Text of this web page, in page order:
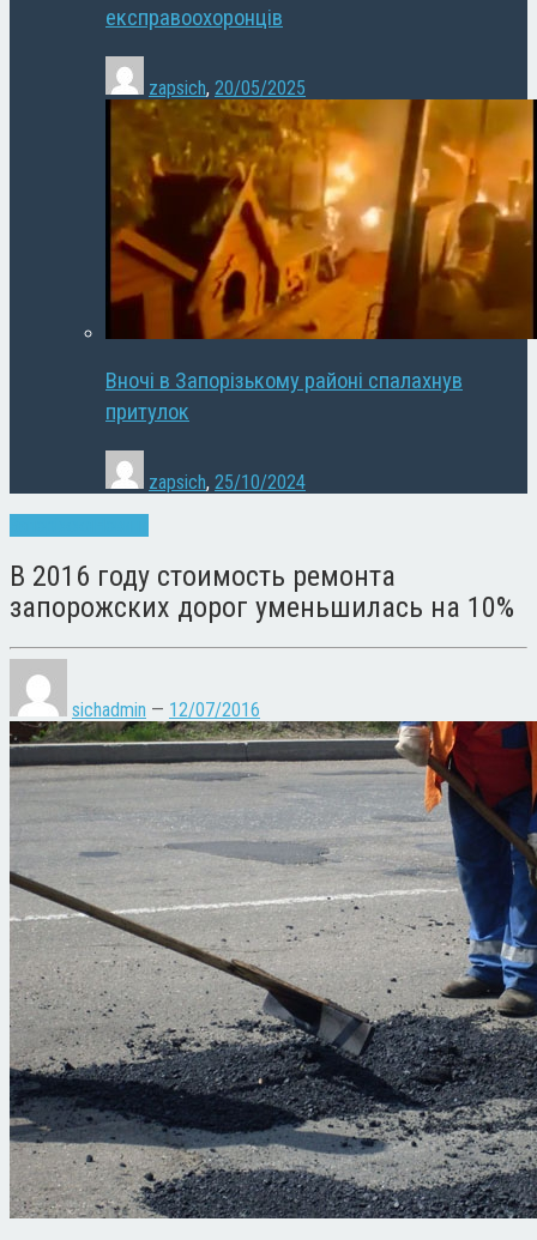
експравоохоронців
zapsich, 20/05/2025
Вночі в Запорізькому районі спалахнув
притулок
zapsich, 25/10/2024
В 2016 году стоимость ремонта
запорожских дорог уменьшилась на 10%
sichadmin — 12/07/2016